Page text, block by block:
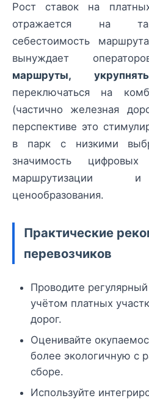
Рост ставок на
отражается на
себестоимость
вынуждает
маршруты,
переключаться на
(частично железная
перспективе это
в парк с низкими
значимость
маршрутизации и
ценообразования.
Практические
перевозчиков
Проводите
учётом платных
дорог.
Оценивайте
более экологичную с
сборе.
Используйте